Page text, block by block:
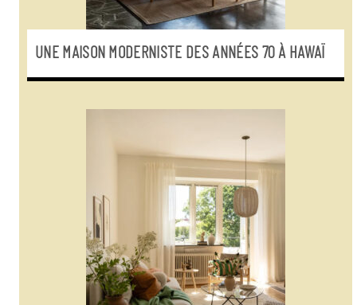
UNE MAISON MODERNISTE DES ANNÉES 70 À HAWAÏ